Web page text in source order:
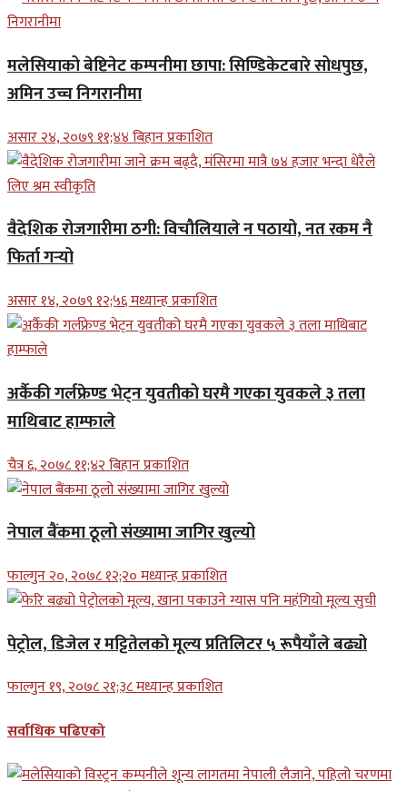
मलेसियाको बेष्टिनेट कम्पनीमा छापा: सिण्डिकेटबारे सोधपुछ,
अमिन उच्च निगरानीमा
असार २४, २०७९ ११;४४ बिहान प्रकाशित
वैदेशिक रोजगारीमा ठगी: विचौलियाले न पठायो, नत रकम नै
फिर्ता गर्‍यो
असार १४, २०७९ १२;५६ मध्यान्ह प्रकाशित
अर्कैकी गर्लफ्रेण्ड भेट्न युवतीको घरमै गएका युवकले ३ तला
माथिबाट हाम्फाले
चैत्र ६, २०७८ ११;४२ बिहान प्रकाशित
नेपाल बैंकमा ठूलो संख्यामा जागिर खुल्यो
फाल्गुन २०, २०७८ १२;२० मध्यान्ह प्रकाशित
पेट्रोल, डिजेल र मट्टितेलको मूल्य प्रतिलिटर ५ रूपैयाँले बढ्यो
फाल्गुन १९, २०७८ २१;३८ मध्यान्ह प्रकाशित
सर्वाधिक पढिएको